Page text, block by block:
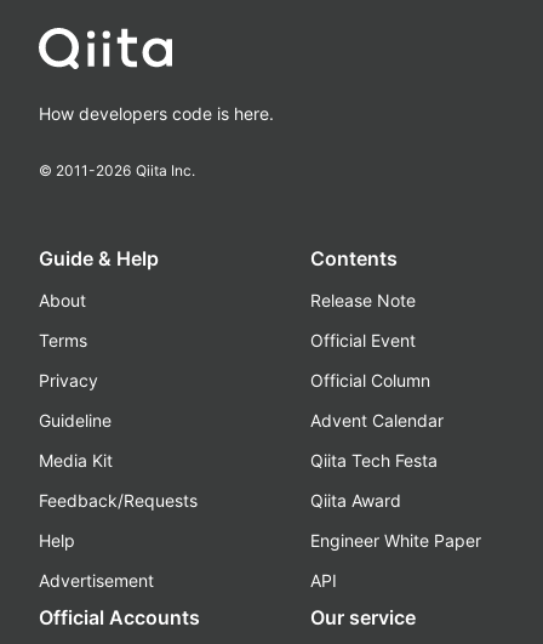
How developers code is here.
© 2011-2026 Qiita Inc.
Guide & Help
About
Terms
Privacy
Guideline
Media Kit
Feedback/Requests
Help
Advertisement
Contents
Release Note
Official Event
Official Column
Advent Calendar
Qiita Tech Festa
Qiita Award
Engineer White Paper
API
Official Accounts Our service